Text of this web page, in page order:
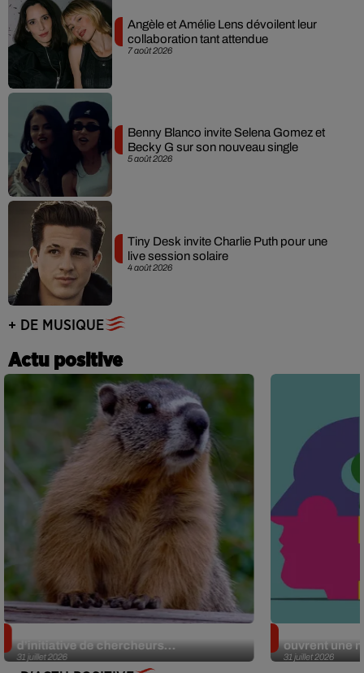
7 août 2026
Angèle et Amélie Lens dévoilent leur
collaboration tant attendue
5 août 2026
Benny Blanco invite Selena Gomez et
Becky G sur son nouveau single
4 août 2026
Tiny Desk invite Charlie Puth pour une
live session solaire
+ DE MUSIQUE
Actu positive
31 juillet 2026
d’initiative de chercheurs...
31 juillet 2026
ouvrent une